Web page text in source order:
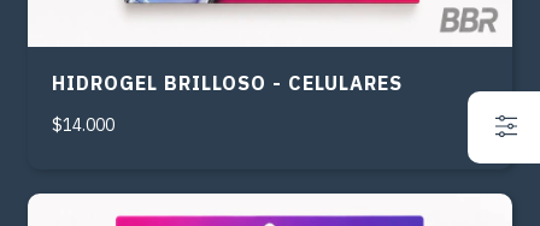
HIDROGEL BRILLOSO - CELULARES
$14.000